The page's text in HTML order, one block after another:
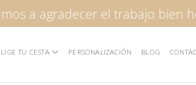
a agradecer el trabajo bien
TU CESTA PERSONALIZACIÓN BLOG